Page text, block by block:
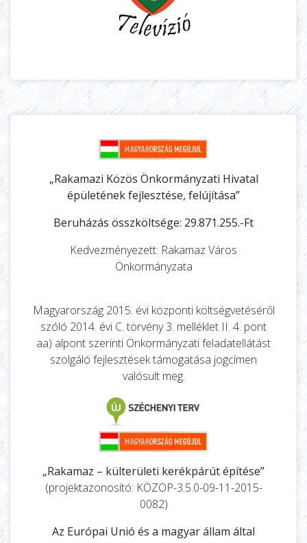
„Rakamazi Közös Önkormányzati Hivatal
épületének fejlesztése, felújítása”
Beruházás összköltsége: 29.871.255.-Ft
Kedvezményezett: Rakamaz Város
Önkormányzata
Magyarország 2015. évi központi költségvetéséről
szóló 2014. évi C. törvény 3. melléklet II. 4. pont
aa) alpont szerinti Önkormányzati feladatellátást
szolgáló fejlesztések támogatása jogcímen
valósult meg.
„Rakamaz – külterületi kerékpárút építése”
(projektazonosító: KÖZOP-3.5.0-09-11-2015-
0082)
Az Európai Unió és a magyar állam által